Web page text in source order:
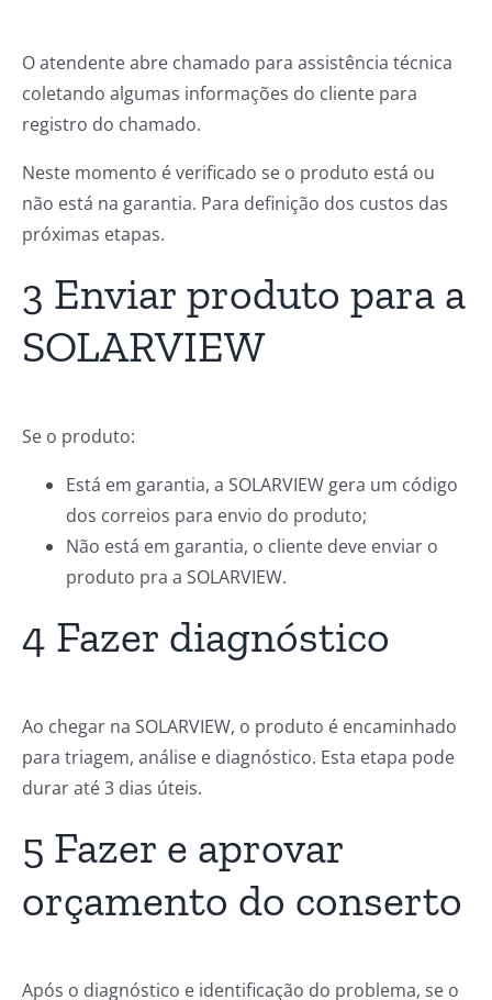
O atendente abre chamado para assistência técnica
coletando algumas informações do cliente para
registro do chamado.
Neste momento é verificado se o produto está ou
não está na garantia. Para definição dos custos das
próximas etapas.
3 Enviar produto para a
SOLARVIEW
Se o produto:
Está em garantia, a SOLARVIEW gera um código
dos correios para envio do produto;
Não está em garantia, o cliente deve enviar o
produto pra a SOLARVIEW.
4 Fazer diagnóstico
Ao chegar na SOLARVIEW, o produto é encaminhado
para triagem, análise e diagnóstico. Esta etapa pode
durar até 3 dias úteis.
5 Fazer e aprovar
orçamento do conserto
Após o diagnóstico e identificação do problema, se o